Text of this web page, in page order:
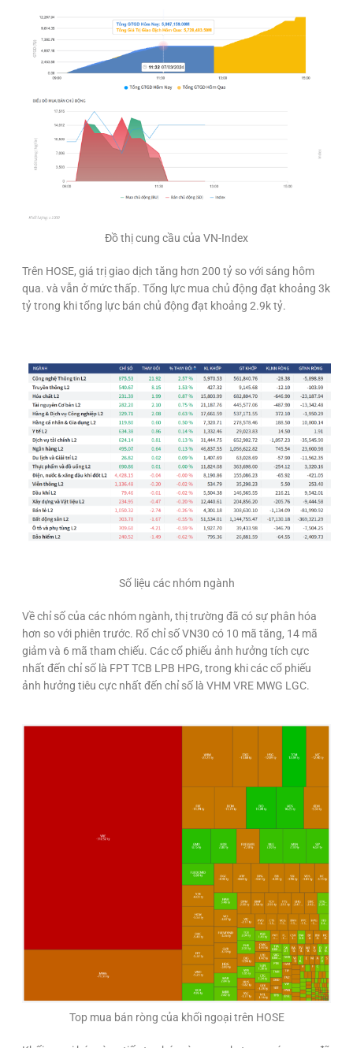
Đồ thị cung cầu của VN-Index
Trên HOSE, giá trị giao dịch tăng hơn 200 tỷ so với sáng hôm
qua. và vẫn ở mức thấp. Tổng lực mua chủ động đạt khoảng 3k
tỷ trong khi tổng lực bán chủ động đạt khoảng 2.9k tỷ.
Số liệu các nhóm ngành
Về chỉ số của các nhóm ngành, thị trường đã có sự phân hóa
hơn so với phiên trước. Rổ chỉ số VN30 có 10 mã tăng, 14 mã
giảm và 6 mã tham chiếu. Các cổ phiếu ảnh hưởng tích cực
nhất đến chỉ số là FPT TCB LPB HPG, trong khi các cổ phiếu
ảnh hưởng tiêu cực nhất đến chỉ số là VHM VRE MWG LGC.
Top mua bán ròng của khối ngoại trên HOSE